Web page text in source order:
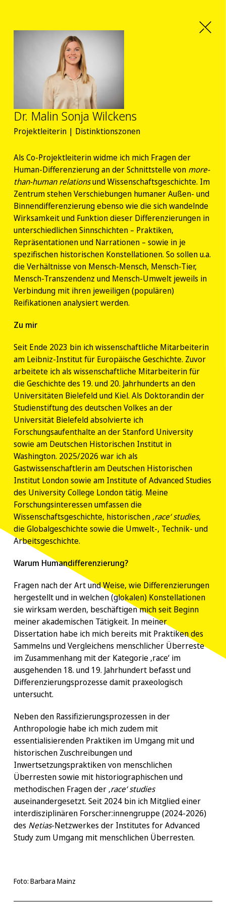
Dr. Malin Sonja Wilckens
Projektleiterin | Distinktionszonen
Als Co-Projektleiterin widme ich mich Fragen der
Human-Differenzierung an der Schnittstelle von more-
than-human relationsund Wissenschaftsgeschichte. Im
Zentrum stehen Verschiebungen humaner Außen- und
Binnendifferenzierung ebenso wie die sich wandelnde
Wirksamkeit und Funktion dieser Differenzierungen in
unterschiedlichen Sinnschichten – Praktiken,
Repräsentationen und Narrationen – sowie in je
spezifischen historischen Konstellationen. So sollen u.a.
die Verhältnisse von Mensch-Mensch, Mensch-Tier,
Mensch-Transzendenz und Mensch-Umwelt jeweils in
Verbindung mit ihren jeweiligen (populären)
Reifikationen analysiert werden.
Zu mir
Seit Ende 2023 bin ich wissenschaftliche Mitarbeiterin
am Leibniz-Institut für Europäische Geschichte. Zuvor
arbeitete ich als wissenschaftliche Mitarbeiterin für
die Geschichte des 19. und 20. Jahrhunderts an den
Universitäten Bielefeld und Kiel. Als Doktorandin der
Studienstiftung des deutschen Volkes an der
Universität Bielefeld absolvierte ich
Forschungsaufenthalte an der Stanford University
sowie am Deutschen Historischen Institut in
Washington. 2025/2026 war ich als
Gastwissenschaftlerin am Deutschen Historischen
Institut London sowie am Institute of Advanced Studies
des University College London tätig. Meine
Forschungsinteressen umfassen die
Wissenschaftsgeschichte, historischen ‚race‘ studies,
die Globalgeschichte sowie die Umwelt-, Technik- und
Arbeitsgeschichte.
Warum Humandifferenzierung?
Fragen nach der Art und Weise, wie Differenzierungen
hergestellt und in welchen (glokalen) Konstellationen
sie wirksam werden, beschäftigen mich seit Beginn
meiner akademischen Tätigkeit. In meiner
Dissertation habe ich mich bereits mit Praktiken des
Sammelns und Vergleichens menschlicher Überreste
im Zusammenhang mit der Kategorie ‚race‘ im
ausgehenden 18. und 19. Jahrhundert befasst und
Differenzierungsprozesse damit praxeologisch
untersucht.
Neben den Rassifizierungsprozessen in der
Anthropologie habe ich mich zudem mit
essentialisierenden Praktiken im Umgang mit und
historischen Zuschreibungen und
Inwertsetzungspraktiken von menschlichen
Überresten sowie mit historiographischen und
methodischen Fragen der ‚race‘ studies
auseinandergesetzt. Seit 2024 bin ich Mitglied einer
interdisziplinären Forscher:innengruppe (2024-2026)
des Netias-Netzwerkes der Institutes for Advanced
Study zum Umgang mit menschlichen Überresten.
Foto: Barbara Mainz